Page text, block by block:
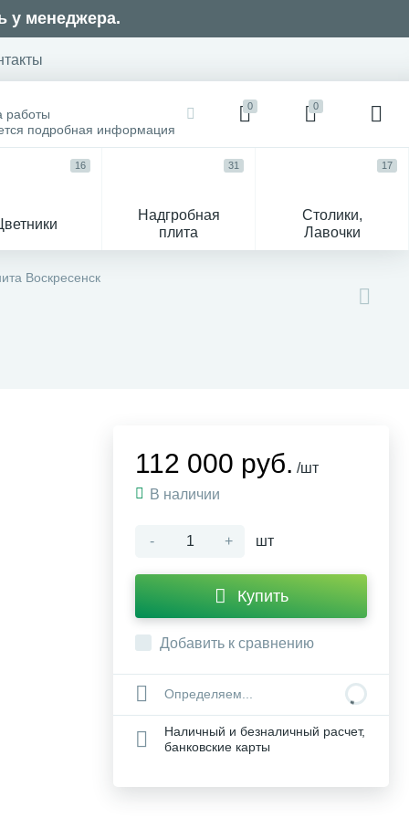
у менеджера.
работы
подробная информация
0 0
16
Надгробная
плита
31
Столики,
Лавочки
17
Воскресенск
112 000 руб. /шт
В наличии
- + шт
Купить
Добавить к сравнению
Определяем...
Наличный и безналичный расчет,
банковские карты